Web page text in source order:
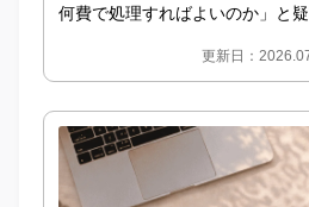
何費で処理すればよいのか」と
更新日：